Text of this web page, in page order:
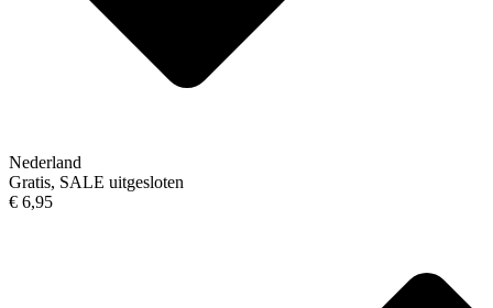
Nederland
Gratis, SALE uitgesloten
€ 6,95